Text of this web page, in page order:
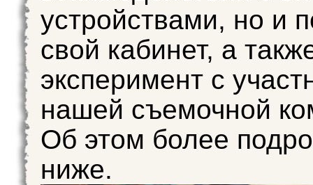
устройствами, но и
свой кабинет, а
эксперимент с
нашей съемочной
Об этом более
ниже.